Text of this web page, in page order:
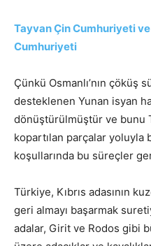
Tayvan Çin Cumhuriyeti ve
Cumhuriyeti
Çünkü Osmanlı’nın çöküş
desteklenen Yunan isyan
dönüştürülmüştür ve bunu
kopartılan parçalar yoluyla
koşullarında bu süreçler
Türkiye, Kıbrıs adasının
geri almayı başarmak
adalar, Girit ve Rodos gibi